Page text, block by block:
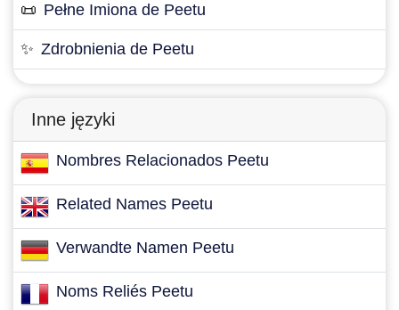
📜 Pełne Imiona de Peetu
✨ Zdrobnienia de Peetu
Inne języki
Nombres Relacionados Peetu
Related Names Peetu
Verwandte Namen Peetu
Noms Reliés Peetu